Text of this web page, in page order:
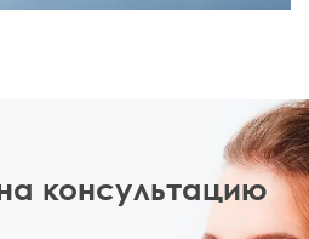
консультацию